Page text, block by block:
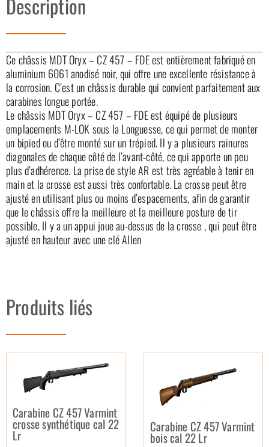
Ce châssis MDT Oryx – CZ 457 – FDE est entièrement fabriqué en
aluminium 6061 anodisé noir, qui offre une excellente résistance à
la corrosion. C’est un châssis durable qui convient parfaitement aux
carabines longue portée.
Le châssis MDT Oryx – CZ 457 – FDE est équipé de plusieurs
emplacements M-LOK sous la Longuesse, ce qui permet de monter
un bipied ou d’être monté sur un trépied. Il y a plusieurs rainures
diagonales de chaque côté de l’avant-côté, ce qui apporte un peu
plus d’adhérence. La prise de style AR est très agréable à tenir en
main et la crosse est aussi très confortable. La crosse peut être
ajusté en utilisant plus ou moins d’espacements, afin de garantir
que le châssis offre la meilleure et la meilleure posture de tir
possible. Il y a un appui joue au-dessus de la crosse , qui peut être
ajusté en hauteur avec une clé Allen
Produits liés
Carabine CZ 457 Varmint
crosse synthétique cal 22
Lr
Carabine CZ 457 Varmint
bois cal 22 Lr